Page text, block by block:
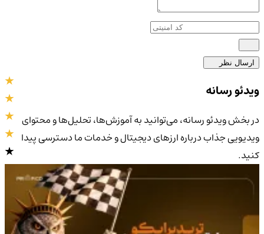
ارسال نظر
4.9/5
ویدئو رسانه
در بخش ویدئو رسانه، می‌توانید به آموزش‌ها، تحلیل‌ها و محتوای
ویدیویی جذاب درباره ارزهای دیجیتال و خدمات ما دسترسی پیدا
کنید.